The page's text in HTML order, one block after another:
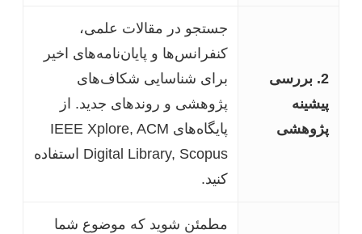
2. بررسی
پیشینه
پژوهشی
جستجو در مقالات علمی،
کنفرانس‌ها و پایان‌نامه‌های اخیر
برای شناسایی شکاف‌های
پژوهشی و روندهای جدید. از
پایگاه‌های IEEE Xplore, ACM
Digital Library, Scopus استفاده
کنید.
مطمئن شوید که موضوع شما